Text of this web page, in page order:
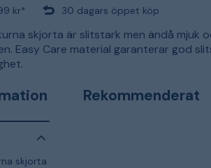
kr* 30 dagars öppet köp
skjorta är slitstark men ändå mjuk
Easy Care material garanterar god
skjorta
Rekommenderat